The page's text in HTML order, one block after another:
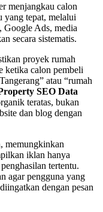
menjangkau calon
yang tepat, melalui
Google Ads, media
secara sistematis.
proyek rumah
ketika calon pembeli
atau “rumah
SEO Data
teratas, bukan
dan blog dengan
memungkinkan
iklan hanya
tertentu.
agar pengguna yang
dengan pesan